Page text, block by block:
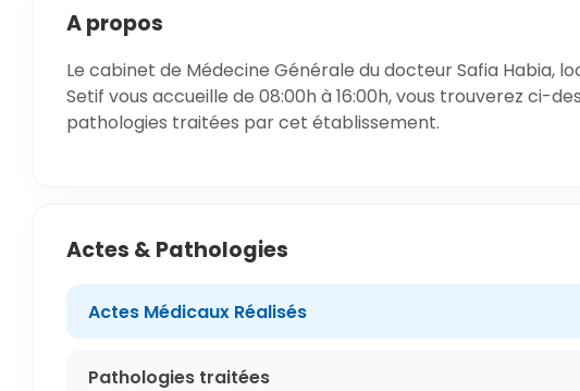
A propos
Le cabinet de Médecine Générale du docteur Safia Habia,
Setif vous accueille de 08:00h à 16:00h, vous trouverez ci-
pathologies traitées par cet établissement.
Actes & Pathologies
Actes Médicaux Réalisés
Pathologies traitées